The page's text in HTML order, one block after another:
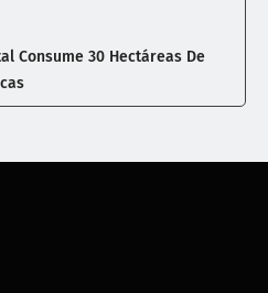
Consume 30 Hectáreas De